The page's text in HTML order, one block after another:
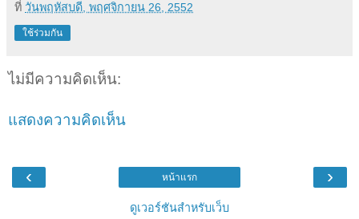
ที่ วันพฤหัสบดี, พฤศจิกายน 26, 2552
ใช้ร่วมกัน
ไม่มีความคิดเห็น:
แสดงความคิดเห็น
‹ ›
หน้าแรก
ดูเวอร์ชันสำหรับเว็บ